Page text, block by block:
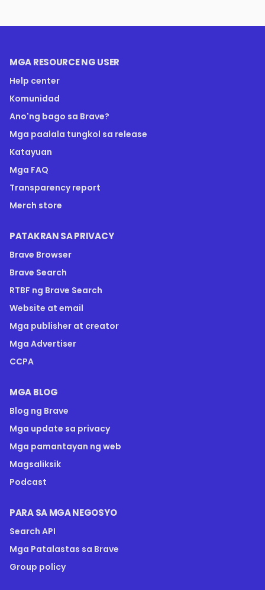
MGA RESOURCE NG USER
Help center
Komunidad
Ano'ng bago sa Brave?
Mga paalala tungkol sa release
Katayuan
Mga FAQ
Transparency report
Merch store
PATAKRAN SA PRIVACY
Brave Browser
Brave Search
RTBF ng Brave Search
Website at email
Mga publisher at creator
Mga Advertiser
CCPA
MGA BLOG
Blog ng Brave
Mga update sa privacy
Mga pamantayan ng web
Magsaliksik
Podcast
PARA SA MGA NEGOSYO
Search API
Mga Patalastas sa Brave
Group policy